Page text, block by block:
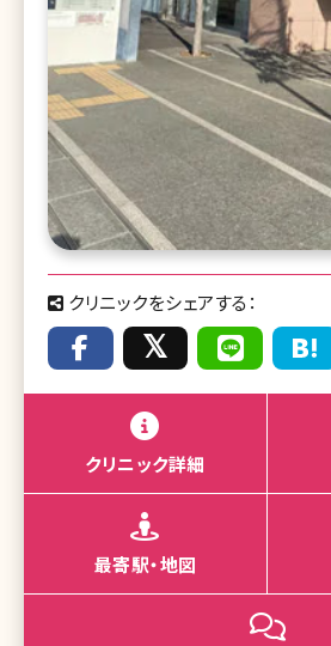
クリニックをシェアする：
クリニック詳細
最寄駅・地図